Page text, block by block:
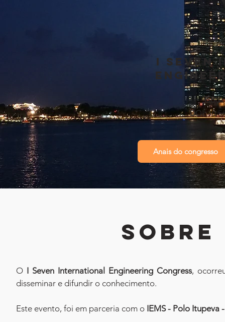
I
ISBN:
DOI:
Anais do congresso
O I Seven International Engineering Congress,
disseminar e difundir o conhecimento.
Este evento, foi em parceria com o IEMS - Polo Itupeva